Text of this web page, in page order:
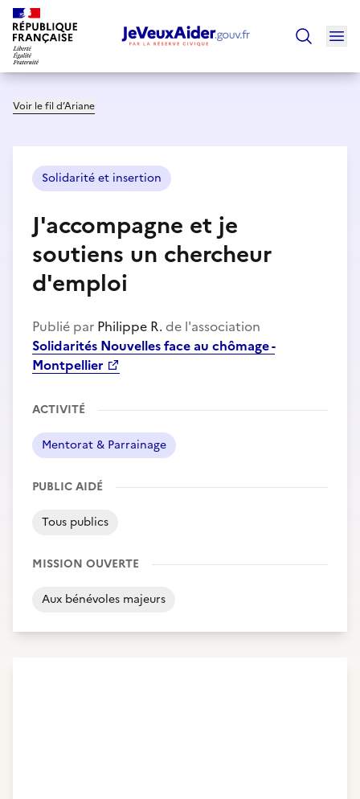
Voir le fil d’Ariane
Solidarité et insertion
J'accompagne et je
soutiens un chercheur
d'emploi
Publié par Philippe R. de l'association
Solidarités Nouvelles face au chômage -
Montpellier
ACTIVITÉ
Mentorat & Parrainage
PUBLIC AIDÉ
Tous publics
MISSION OUVERTE
Aux bénévoles majeurs